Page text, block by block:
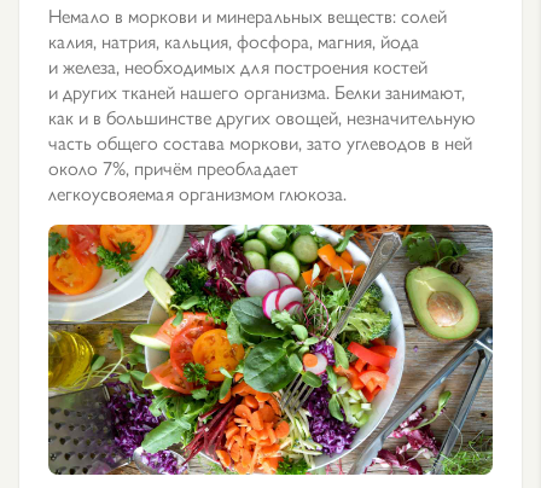
Немало в моркови и минеральных веществ: солей
калия, натрия, кальция, фосфора, магния, йода
и железа, необходимых для построения костей
и других тканей нашего организма. Белки занимают,
как и в большинстве других овощей, незначительную
часть общего состава моркови, зато углеводов в ней
около 7%, причём преобладает
легкоусвояемая организмом глюкоза.